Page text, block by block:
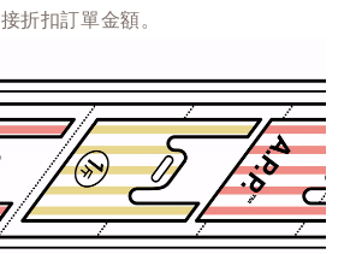
接折扣訂單金額。